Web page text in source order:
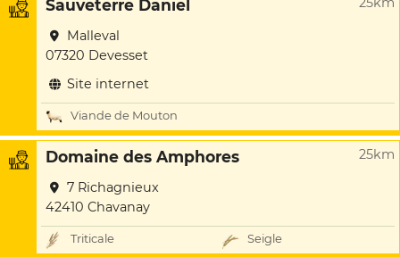
Sauveterre Daniel
Malleval
07320 Devesset
Site internet
Viande de Mouton
Domaine des Amphores 25km
7 Richagnieux
42410 Chavanay
Triticale Seigle